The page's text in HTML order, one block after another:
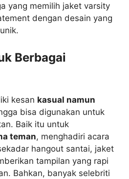
yang memilih jaket varsity
dengan desain yang
Berbagai
kesan kasual namun
bisa digunakan untuk
Baik itu untuk
teman, menghadiri acara
hangout santai, jaket
tampilan yang rapi
Bahkan, banyak selebriti